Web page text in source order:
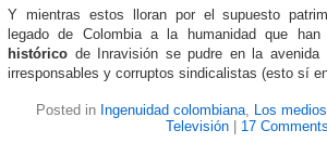
Y mientras estos lloran por el supuesto
legado de Colombia a la humanidad que
histórico de Inravisión se pudre en la avenida
irresponsables y corruptos sindicalistas (esto sí
Posted in Ingenuidad colombiana, Los medios
Televisión| 17